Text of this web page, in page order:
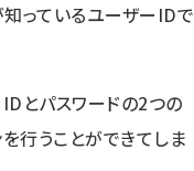
っているユーザーIDで
とパスワードの2つの
行うことができてしま